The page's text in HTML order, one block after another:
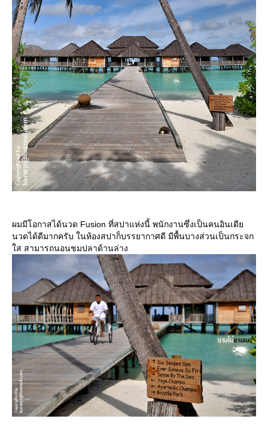
ผมมีโอกาสได้นวด Fusion ที่สปาแห่งนี้ พนักงานซึ่งเป็นคนอินเดี
นวดได้ดีมากครับ ในห้องสปาก็บรรยากาศดี มีพื้นบางส่วนเป็นกระจก
ส สามารถนอนชมปลาด้านล่าง